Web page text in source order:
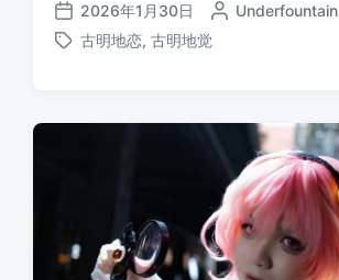
发
布
2026年1月30日
作
者
Underfountain
标
古明地恋, 古明地觉